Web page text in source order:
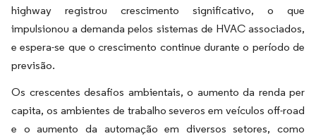
highway registrou crescimento significativo, o que
impulsionou a demanda pelos sistemas de HVAC associados,
e espera-se que o crescimento continue durante o período de
previsão.
Os crescentes desafios ambientais, o aumento da renda per
capita, os ambientes de trabalho severos em veículos off-road
e o aumento da automação em diversos setores, como